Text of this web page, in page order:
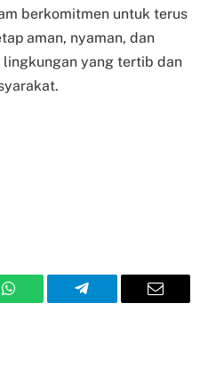
berkomitmen untuk terus
aman, nyaman, dan
yang tertib dan
WhatsApp Telegram Email